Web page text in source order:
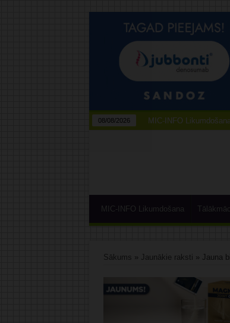
08/08/2026 MIC-INFO
MIC-INFO Likumdošana
Sākums » Jaunākie raksti » Jauna